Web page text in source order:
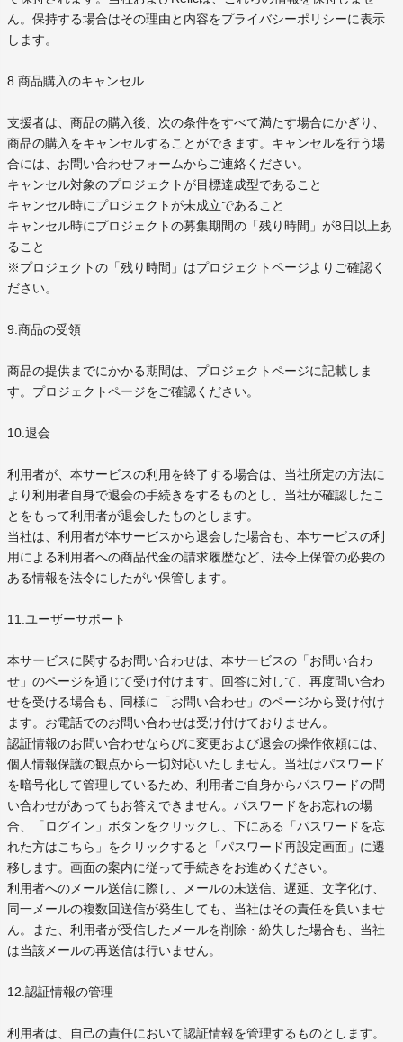
ん。保持する場合はその理由と内容をプライバシーポリシーに表示
します。
8.商品購入のキャンセル
支援者は、商品の購入後、次の条件をすべて満たす場合にかぎり、
商品の購入をキャンセルすることができます。キャンセルを行う場
合には、お問い合わせフォームからご連絡ください。
キャンセル対象のプロジェクトが目標達成型であること
キャンセル時にプロジェクトが未成立であること
キャンセル時にプロジェクトの募集期間の「残り時間」が8日以上あ
ること
※プロジェクトの「残り時間」はプロジェクトページよりご確認く
ださい。
9.商品の受領
商品の提供までにかかる期間は、プロジェクトページに記載しま
す。プロジェクトページをご確認ください。
10.退会
利用者が、本サービスの利用を終了する場合は、当社所定の方法に
より利用者自身で退会の手続きをするものとし、当社が確認したこ
とをもって利用者が退会したものとします。
当社は、利用者が本サービスから退会した場合も、本サービスの利
用による利用者への商品代金の請求履歴など、法令上保管の必要の
ある情報を法令にしたがい保管します。
11.ユーザーサポート
本サービスに関するお問い合わせは、本サービスの「お問い合わ
せ」のページを通じて受け付けます。回答に対して、再度問い合わ
せを受ける場合も、同様に「お問い合わせ」のページから受け付け
ます。お電話でのお問い合わせは受け付けておりません。
認証情報のお問い合わせならびに変更および退会の操作依頼には、
個人情報保護の観点から一切対応いたしません。当社はパスワード
を暗号化して管理しているため、利用者ご自身からパスワードの問
い合わせがあってもお答えできません。パスワードをお忘れの場
合、「ログイン」ボタンをクリックし、下にある「パスワードを忘
れた方はこちら」をクリックすると「パスワード再設定画面」に遷
移します。画面の案内に従って手続きをお進めください。
利用者へのメール送信に際し、メールの未送信、遅延、文字化け、
同一メールの複数回送信が発生しても、当社はその責任を負いませ
ん。また、利用者が受信したメールを削除・紛失した場合も、当社
は当該メールの再送信は行いません。
12.認証情報の管理
利用者は、自己の責任において認証情報を管理するものとします。